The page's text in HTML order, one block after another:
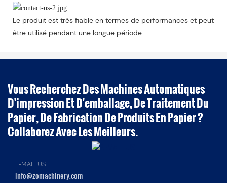
Le produit est très fiable en termes de performances et peut
être utilisé pendant une longue période.
Vous Recherchez Des Machines Automatiques
D'impression Et D'emballage, De Traitement Du
Papier, De Fabrication De Produits En Papier ?
Collaborez Avec Les Meilleurs.
E-MAIL US
info@zomachinery.com